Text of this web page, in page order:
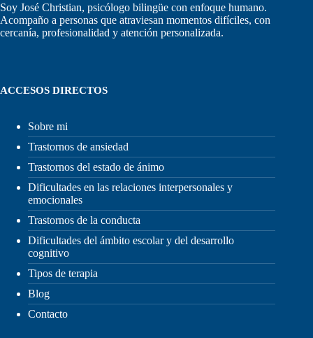
Soy José Christian, psicólogo bilingüe con enfoque humano.
Acompaño a personas que atraviesan momentos difíciles, con
cercanía, profesionalidad y atención personalizada.
ACCESOS DIRECTOS
Sobre mi
Trastornos de ansiedad
Trastornos del estado de ánimo
Dificultades en las relaciones interpersonales y
emocionales
Trastornos de la conducta
Dificultades del ámbito escolar y del desarrollo
cognitivo
Tipos de terapia
Blog
Contacto